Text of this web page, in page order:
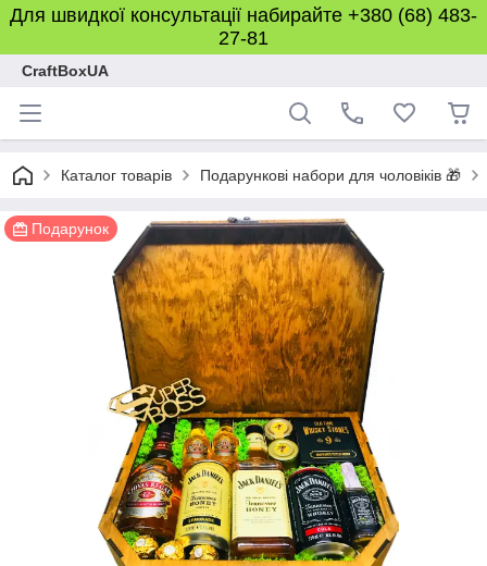
Для швидкої консультації набирайте +380 (68) 483-
27-81
CraftBoxUA
Каталог товарів Подарункові набори для чоловіків 🎁
Подарунок